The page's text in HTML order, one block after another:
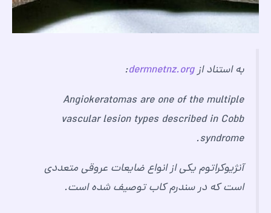
به استناد ازdermnetnz.org
:
Angiokeratomas are one of the multiple
vascular lesion types described in Cobb
syndrome.
آنژیوکراتوم یکی از انواع ضایعات عروقی متعددی
است که در سندرم کاب توصیف شده است.